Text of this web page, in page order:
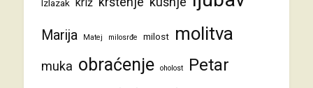
Izlazak
Marija Matej milosrđe milost molitva
muka obraćenje oholost Petar